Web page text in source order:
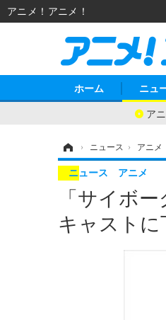
ホーム ニュ
ア
› ニュース › アニメ
「サイボ
キャストに
ニュース アニメ
アニメ！アニメ！